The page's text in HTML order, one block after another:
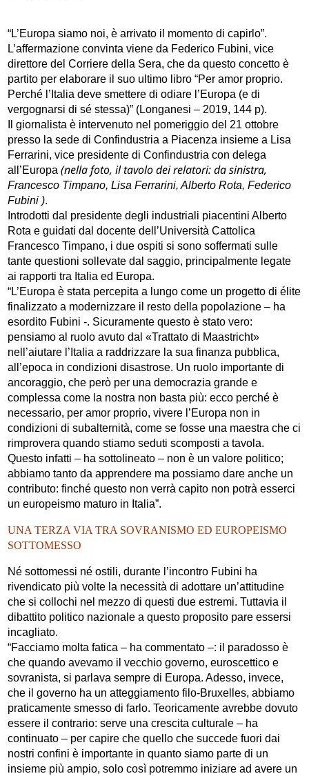
“L’Europa siamo noi, è arrivato il momento di capirlo”.
L’affermazione convinta viene da Federico Fubini, vice
direttore del Corriere della Sera, che da questo concetto è
partito per elaborare il suo ultimo libro “Per amor proprio.
Perché l’Italia deve smettere di odiare l’Europa (e di
vergognarsi di sé stessa)” (Longanesi – 2019, 144 p).
Il giornalista è intervenuto nel pomeriggio del 21 ottobre
presso la sede di Confindustria a Piacenza insieme a Lisa
Ferrarini, vice presidente di Confindustria con delega
all’Europa(nella foto, il tavolo dei relatori: da sinistra,
Francesco Timpano, Lisa Ferrarini, Alberto Rota, Federico
Fubini ).
Introdotti dal presidente degli industriali piacentini Alberto
Rota e guidati dal docente dell’Università Cattolica
Francesco Timpano, i due ospiti si sono soffermati sulle
tante questioni sollevate dal saggio, principalmente legate
ai rapporti tra Italia ed Europa.
“L’Europa è stata percepita a lungo come un progetto di élite
finalizzato a modernizzare il resto della popolazione – ha
esordito Fubini -. Sicuramente questo è stato vero:
pensiamo al ruolo avuto dal «Trattato di Maastricht»
nell’aiutare l’Italia a raddrizzare la sua finanza pubblica,
all’epoca in condizioni disastrose. Un ruolo importante di
ancoraggio, che però per una democrazia grande e
complessa come la nostra non basta più: ecco perché è
necessario, per amor proprio, vivere l’Europa non in
condizioni di subalternità, come se fosse una maestra che ci
rimprovera quando stiamo seduti scomposti a tavola.
Questo infatti – ha sottolineato – non è un valore politico;
abbiamo tanto da apprendere ma possiamo dare anche un
contributo: finché questo non verrà capito non potrà esserci
un europeismo maturo in Italia”.
UNA TERZA VIA TRA SOVRANISMO ED EUROPEISMO
SOTTOMESSO
Né sottomessi né ostili, durante l’incontro Fubini ha
rivendicato più volte la necessità di adottare un’attitudine
che si collochi nel mezzo di questi due estremi. Tuttavia il
dibattito politico nazionale a questo proposito pare essersi
incagliato.
“Facciamo molta fatica – ha commentato –: il paradosso è
che quando avevamo il vecchio governo, euroscettico e
sovranista, si parlava sempre di Europa. Adesso, invece,
che il governo ha un atteggiamento filo-Bruxelles, abbiamo
praticamente smesso di farlo. Teoricamente avrebbe dovuto
essere il contrario: serve una crescita culturale – ha
continuato – per capire che quello che succede fuori dai
nostri confini è importante in quanto siamo parte di un
insieme più ampio, solo così potremmo iniziare ad avere un